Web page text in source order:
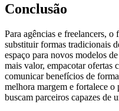
Conclusão
Para agências e freelancers,
substituir formas tradicionais
espaço para novos modelos
mais valor, empacotar ofertas
comunicar benefícios de
melhora margem e fortalece o
buscam parceiros capazes de